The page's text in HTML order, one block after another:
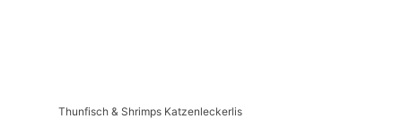
Thunfisch & Shrimps Katzenleckerlis